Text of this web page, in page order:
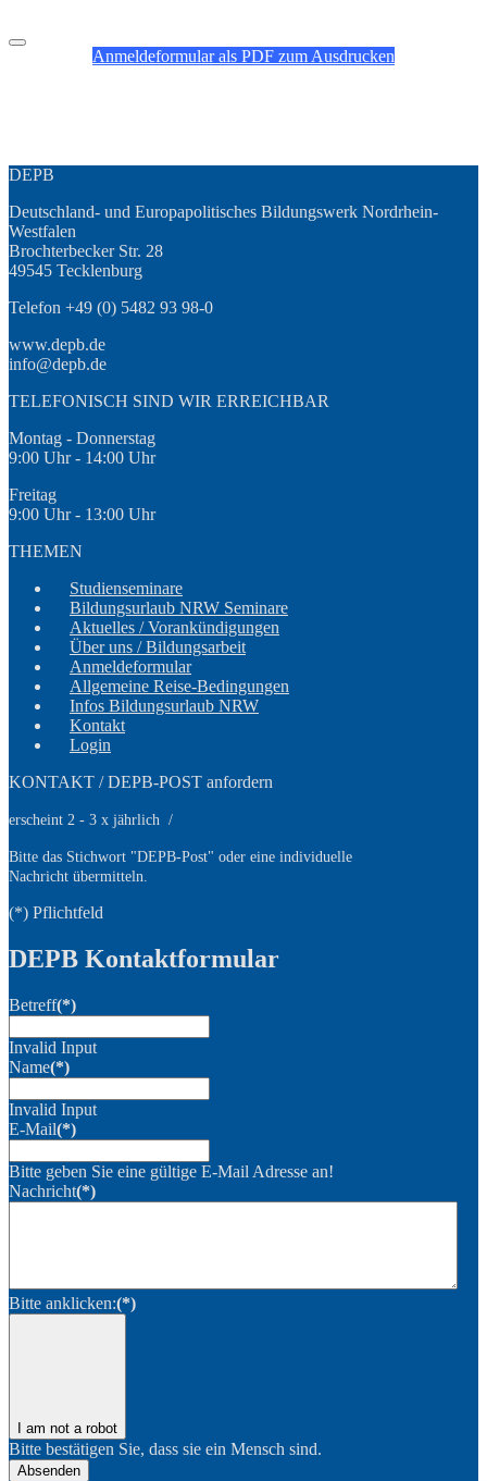
Anmeldeformular als PDF zum Ausdrucken
DEPB
Deutschland- und Europapolitisches Bildungswerk Nordrhein-
Westfalen
Brochterbecker Str. 28
49545 Tecklenburg
Telefon +49 (0) 5482 93 98-0
www.depb.de
info@depb.de
TELEFONISCH SIND WIR ERREICHBAR
Montag - Donnerstag
9:00 Uhr - 14:00 Uhr
Freitag
9:00 Uhr - 13:00 Uhr
THEMEN
Studienseminare
Bildungsurlaub NRW Seminare
Aktuelles / Vorankündigungen
Über uns / Bildungsarbeit
Anmeldeformular
Allgemeine Reise-Bedingungen
Infos Bildungsurlaub NRW
Kontakt
Login
KONTAKT / DEPB-POST anfordern
erscheint 2 - 3 x jährlich /
Bitte das Stichwort "DEPB-Post" oder eine individuelle
Nachricht übermitteln.
(*) Pflichtfeld
DEPB Kontaktformular
Betreff(*)
Invalid Input
Name(*)
Invalid Input
E-Mail(*)
Bitte geben Sie eine gültige E-Mail Adresse an!
Nachricht(*)
Bitte anklicken:(*)
I am not a robot
Bitte bestätigen Sie, dass sie ein Mensch sind.
Absenden